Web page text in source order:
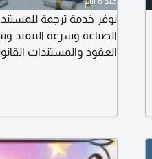
نوفر خدمة ترجمة
الصياغة وسرعة التنفيذ
العقود والمستندات